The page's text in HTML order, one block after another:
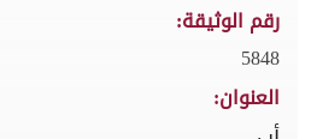
رقم الوثيقة:
5848
العنوان: